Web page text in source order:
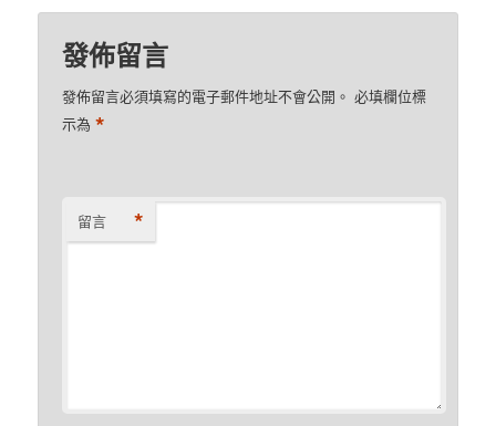
發佈留言
發佈留言必須填寫的電子郵件地址不會公開。 必填欄位標
示為*
留言 *